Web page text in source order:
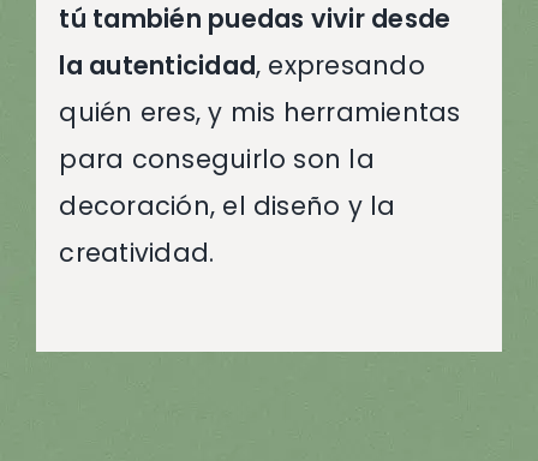
tú también puedas vivir desde
la autenticidad, expresando
quién eres, y mis herramientas
para conseguirlo son la
decoración, el diseño y la
creatividad.